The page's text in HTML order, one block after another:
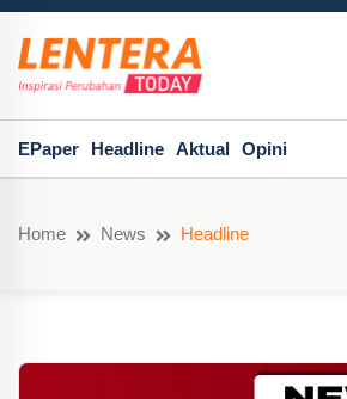
EPaper Headline Aktual Opini
Home News Headline